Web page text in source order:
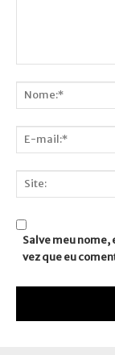
mail:*
Salve meu
vez que eu